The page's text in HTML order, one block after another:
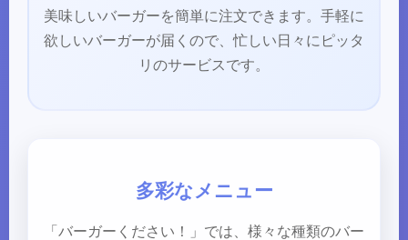
美味しいバーガーを簡単に注文できます。手軽に
欲しいバーガーが届くので、忙しい日々にピッタ
リのサービスです。
多彩なメニュー
「バーガーください！」では、様々な種類のバー